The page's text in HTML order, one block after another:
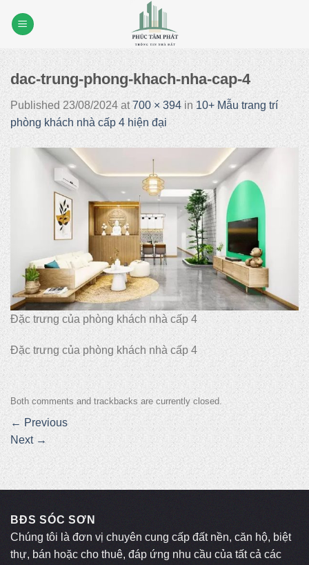
dac-trung-phong-khach-nha-cap-4
Published 23/08/2024 at700 × 394 in10+ Mẫu trang trí
phòng khách nhà cấp 4 hiện đại
Đặc trưng của phòng khách nhà cấp 4
Đặc trưng của phòng khách nhà cấp 4
Both comments and trackbacks are currently closed.
← Previous
Next →
BĐS SÓC SƠN
Chúng tôi là đơn vị chuyên cung cấp đất nền, căn hộ, biệt
thự, bán hoặc cho thuê, đáp ứng nhu cầu của tất cả các